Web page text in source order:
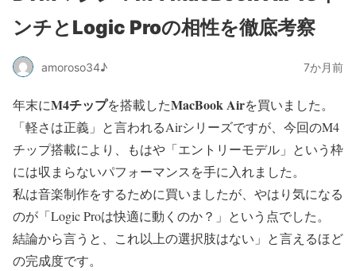
ンチとLogic Proの相性を徹底考察
amoroso34♪ 7か月前
年末にM4チップを搭載したMacBook Airを買いました。
「軽さは正義」と言われるAirシリーズですが、今回のM4
チップ搭載により、もはや「エントリーモデル」という枠
には収まらないパフォーマンスを手に入れました。
私は音楽制作をするために買いましたが、やはり気になる
のが「Logic Proは快適に動くのか？」という点でした。
結論から言うと、これ以上の選択肢はない」と言えるほど
の完成度です。